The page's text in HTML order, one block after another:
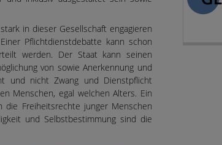
in dieser Gesellschaft engagieren
Pflichtdienstdebatte kann schon
werden. Der Staat kann seinen
von sowie Anerkennung und
und nicht Zwang und Dienstpflicht
Menschen, egal welchen Alters. Ein
Freiheitsrechte junger Menschen
und Selbstbestimmung sind die